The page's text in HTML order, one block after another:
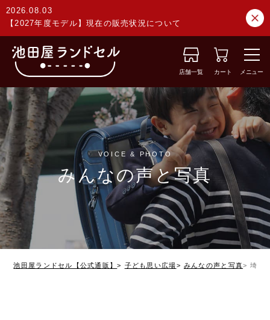
2026.08.03
【2027年度モデル】現在の販売状況について
店舗一覧 カート メニュー
VOICE & PHOTO
みんなの声と写真
池田屋ランドセル【公式通販】 子ども思い広場 みんなの声と写真 埼玉